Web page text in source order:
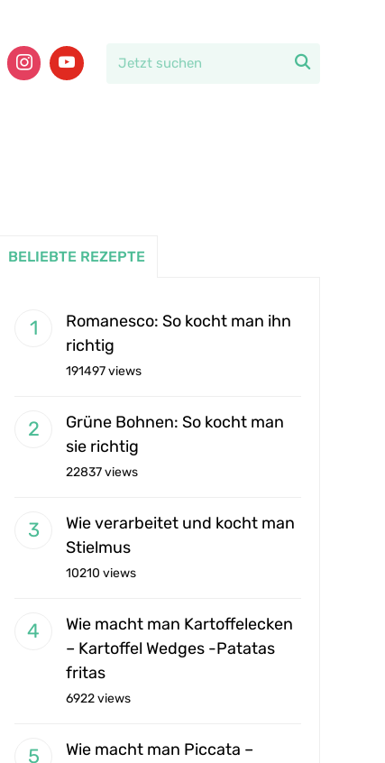

BELIEBTE REZEPTE
Romanesco: So kocht man ihn
richtig
191497 views
Grüne Bohnen: So kocht man
sie richtig
22837 views
Wie verarbeitet und kocht man
Stielmus
10210 views
Wie macht man Kartoffelecken
– Kartoffel Wedges -Patatas
fritas
6922 views
Wie macht man Piccata –